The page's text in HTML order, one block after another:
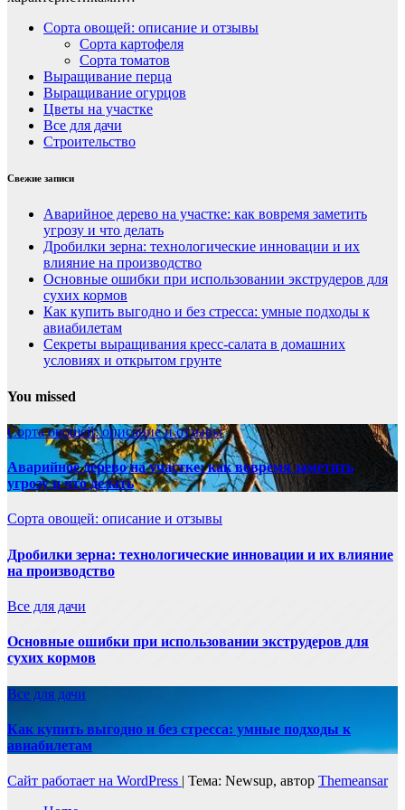
Сорта овощей: описание и отзывы
Сорта картофеля
Сорта томатов
Выращивание перца
Выращивание огурцов
Цветы на участке
Все для дачи
Строительство
Свежие записи
Аварийное дерево на участке: как вовремя заметить
угрозу и что делать
Дробилки зерна: технологические инновации и их
влияние на производство
Основные ошибки при использовании экструдеров для
сухих кормов
Как купить выгодно и без стресса: умные подходы к
авиабилетам
Секреты выращивания кресс-салата в домашних
условиях и открытом грунте
You missed
Сорта овощей: описание и отзывы
Аварийное дерево на участке: как вовремя заметить
угрозу и что делать
Сорта овощей: описание и отзывы
Дробилки зерна: технологические инновации и их влияние
на производство
Все для дачи
Основные ошибки при использовании экструдеров для
сухих кормов
Все для дачи
Как купить выгодно и без стресса: умные подходы к
авиабилетам
Сайт работает на WordPress | Тема: Newsup, автор Themeansar